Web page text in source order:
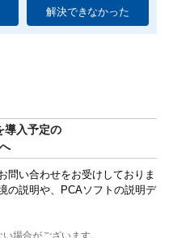
解決できなかった
導入予定の
問い合わせをお受けしておりま
の説明や、PCAソフトの説明デ
場合がございます。